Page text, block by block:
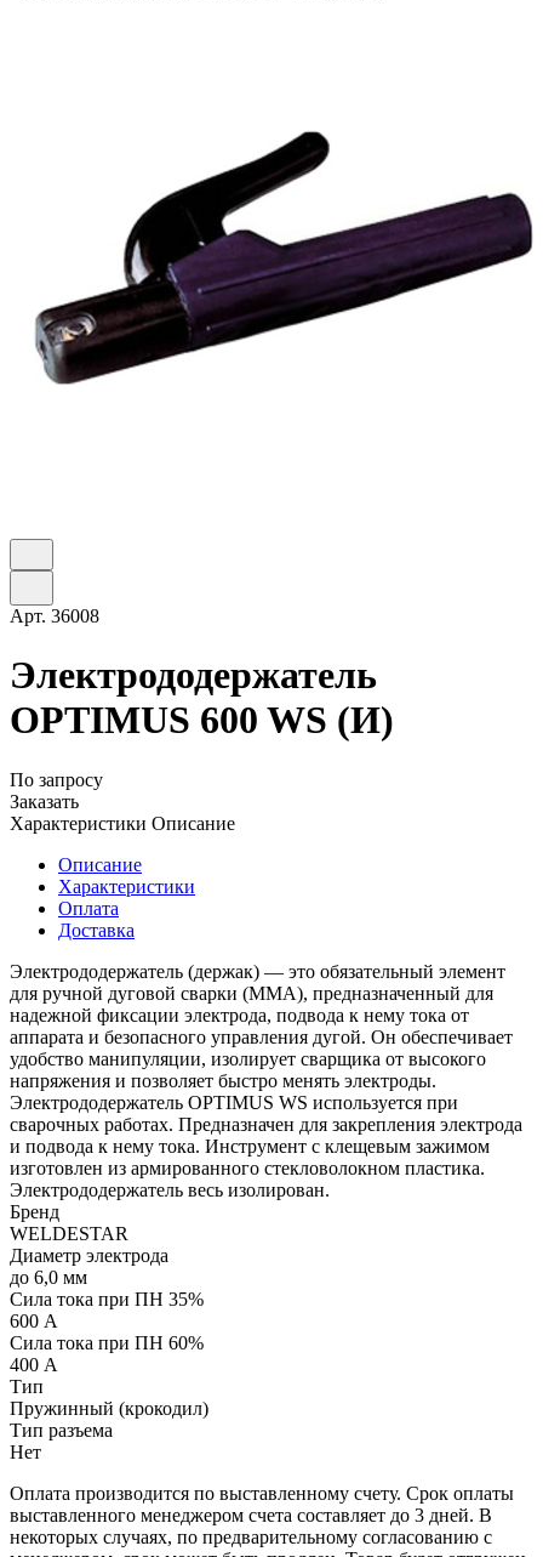
Арт. 36008
Электрододержатель
OPTIMUS 600 WS (И)
По запросу
Заказать
Характеристики Описание
Описание
Характеристики
Оплата
Доставка
Электрододержатель (держак) — это обязательный элемент
для ручной дуговой сварки (ММА), предназначенный для
надежной фиксации электрода, подвода к нему тока от
аппарата и безопасного управления дугой. Он обеспечивает
удобство манипуляции, изолирует сварщика от высокого
напряжения и позволяет быстро менять электроды.
Электрододержатель OPTIMUS WS используется при
сварочных работах. Предназначен для закрепления электрода
и подвода к нему тока. Инструмент с клещевым зажимом
изготовлен из армированного стекловолокном пластика.
Электрододержатель весь изолирован.
Бренд
WELDESTAR
Диаметр электрода
до 6,0 мм
Сила тока при ПН 35%
600 А
Сила тока при ПН 60%
400 А
Тип
Пружинный (крокодил)
Тип разъема
Нет
Оплата производится по выставленному счету. Срок оплаты
выставленного менеджером счета составляет до 3 дней. В
некоторых случаях, по предварительному согласованию с